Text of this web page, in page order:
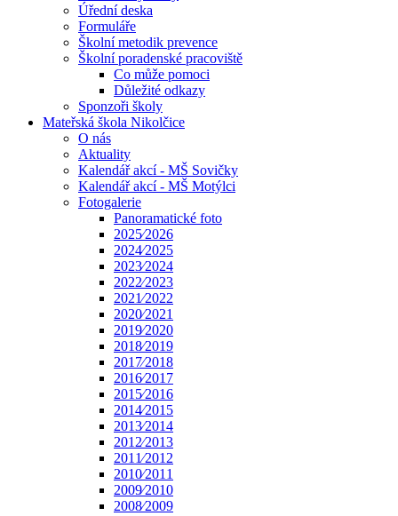
Úřední deska
Formuláře
Školní metodik prevence
Školní poradenské pracoviště
Co může pomoci
Důležité odkazy
Sponzoři školy
Mateřská škola Nikolčice
O nás
Aktuality
Kalendář akcí - MŠ Sovičky
Kalendář akcí - MŠ Motýlci
Fotogalerie
Panoramatické foto
2025⁄2026
2024⁄2025
2023⁄2024
2022⁄2023
2021⁄2022
2020⁄2021
2019⁄2020
2018⁄2019
2017⁄2018
2016⁄2017
2015⁄2016
2014⁄2015
2013⁄2014
2012⁄2013
2011⁄2012
2010⁄2011
2009⁄2010
2008⁄2009